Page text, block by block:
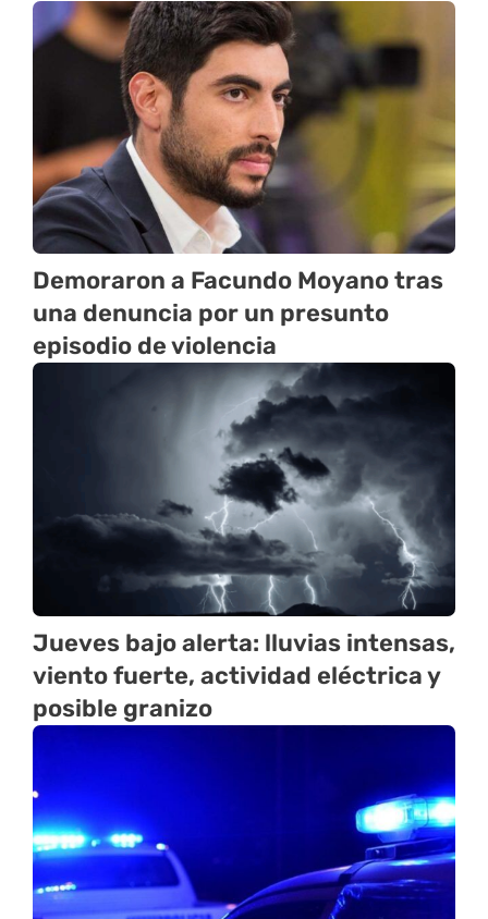
Demoraron a Facundo Moyano tras
una denuncia por un presunto
episodio de violencia
Jueves bajo alerta: lluvias intensas,
viento fuerte, actividad eléctrica y
posible granizo